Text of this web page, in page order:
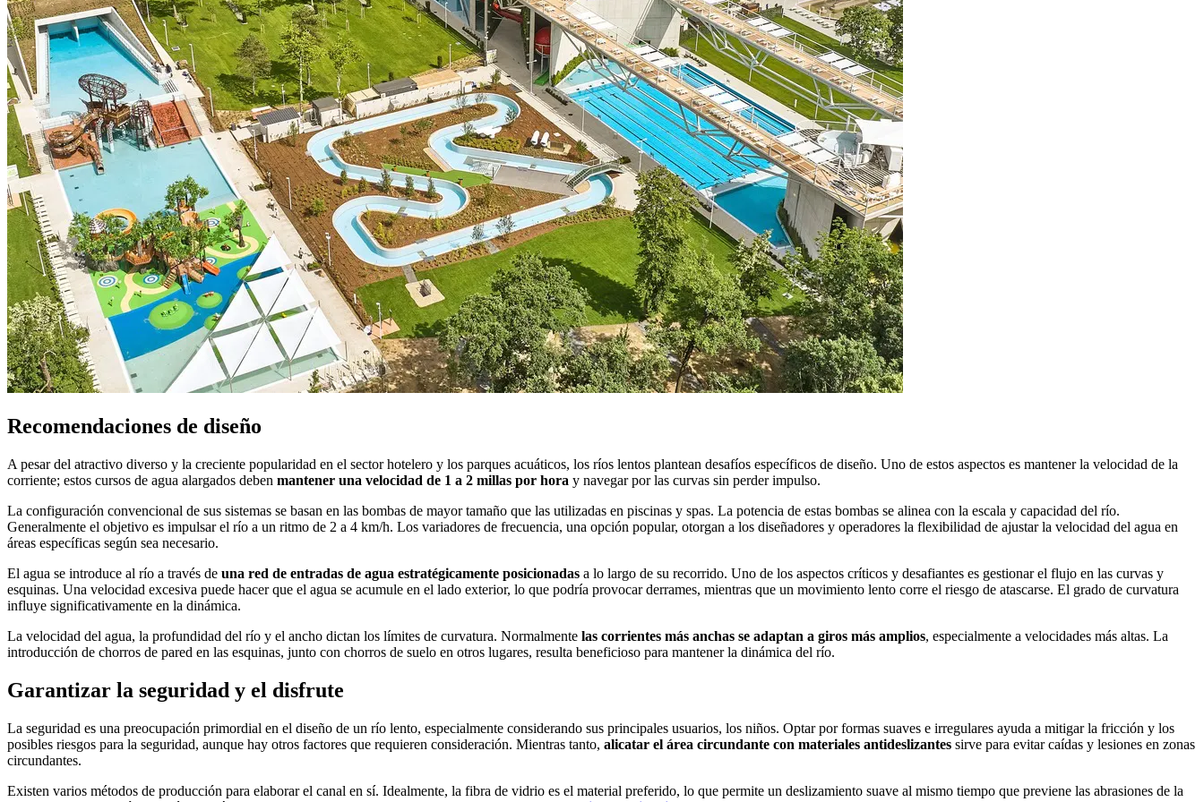
Recomendaciones de diseño
A pesar del atractivo diverso y la creciente popularidad en el sector hotelero y los parques acuáticos, los ríos lentos plantean desafíos específicos de diseño. Uno de estos aspectos es mantener la velocidad de la
corriente; estos cursos de agua alargados deben mantener una velocidad de 1 a 2 millas por hora y navegar por las curvas sin perder impulso.
La configuración convencional de sus sistemas se basan en las bombas de mayor tamaño que las utilizadas en piscinas y spas. La potencia de estas bombas se alinea con la escala y capacidad del río.
Generalmente el objetivo es impulsar el río a un ritmo de 2 a 4 km/h. Los variadores de frecuencia, una opción popular, otorgan a los diseñadores y operadores la flexibilidad de ajustar la velocidad del agua en
áreas específicas según sea necesario.
El agua se introduce al río a través de una red de entradas de agua estratégicamente posicionadas a lo largo de su recorrido. Uno de los aspectos críticos y desafiantes es gestionar el flujo en las curvas y
esquinas. Una velocidad excesiva puede hacer que el agua se acumule en el lado exterior, lo que podría provocar derrames, mientras que un movimiento lento corre el riesgo de atascarse. El grado de curvatura
influye significativamente en la dinámica.
La velocidad del agua, la profundidad del río y el ancho dictan los límites de curvatura. Normalmente las corrientes más anchas se adaptan a giros más amplios, especialmente a velocidades más altas. La
introducción de chorros de pared en las esquinas, junto con chorros de suelo en otros lugares, resulta beneficioso para mantener la dinámica del río.
Garantizar la seguridad y el disfrute
La seguridad es una preocupación primordial en el diseño de un río lento, especialmente considerando sus principales usuarios, los niños. Optar por formas suaves e irregulares ayuda a mitigar la fricción y los
posibles riesgos para la seguridad, aunque hay otros factores que requieren consideración. Mientras tanto, alicatar el área circundante con materiales antideslizantes sirve para evitar caídas y lesiones en zonas
circundantes.
Existen varios métodos de producción para elaborar el canal en sí. Idealmente, la fibra de vidrio es el material preferido, lo que permite un deslizamiento suave al mismo tiempo que previene las abrasiones de la